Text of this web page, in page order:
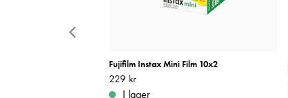
Fujifilm Instax Mini Film 10x2
Pris: 229 kr
229 kr
I lager